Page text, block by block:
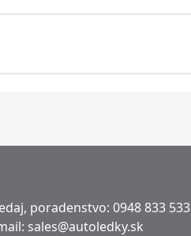
poradenstvo: 0948 833 533
sales@autoledky.sk